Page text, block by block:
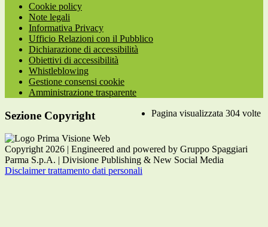
Cookie policy
Note legali
Informativa Privacy
Ufficio Relazioni con il Pubblico
Dichiarazione di accessibilità
Obiettivi di accessibilità
Whistleblowing
Gestione consensi cookie
Amministrazione trasparente
Pagina visualizzata304 volte
Sezione Copyright
Copyright 2026 | Engineered and powered by Gruppo Spaggiari
Parma S.p.A. | Divisione Publishing & New Social Media
Disclaimer trattamento dati personali